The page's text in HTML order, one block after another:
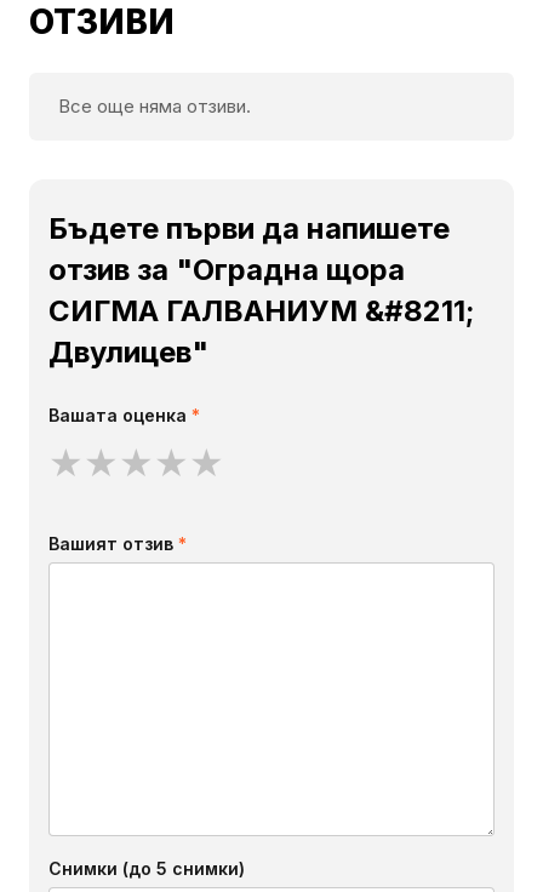
ОТЗИВИ
Все още няма отзиви.
Бъдете първи да напишете
отзив за "Оградна щора
СИГМА ГАЛВАНИУМ &#8211;
Двулицев"
Вашата оценка *
★★★★★
Вашият отзив *
Снимки (до 5 снимки)